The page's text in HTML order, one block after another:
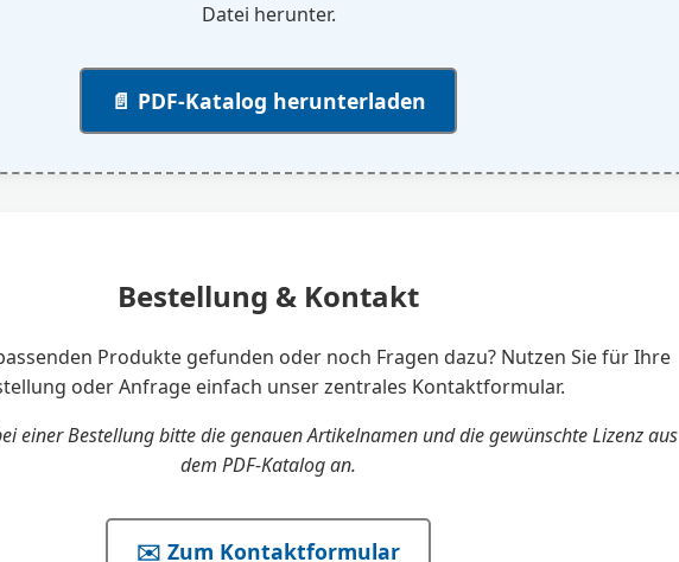
Datei herunter.
📄 PDF-Katalog herunterladen
Bestellung & Kontakt
Produkte gefunden oder noch Fragen dazu? Nutzen Sie für Ihre
oder Anfrage einfach unser zentrales Kontaktformular.
einer Bestellung bitte die genauen Artikelnamen und die gewünschte Lizenz aus
dem PDF-Katalog an.
✉️ Zum Kontaktformular